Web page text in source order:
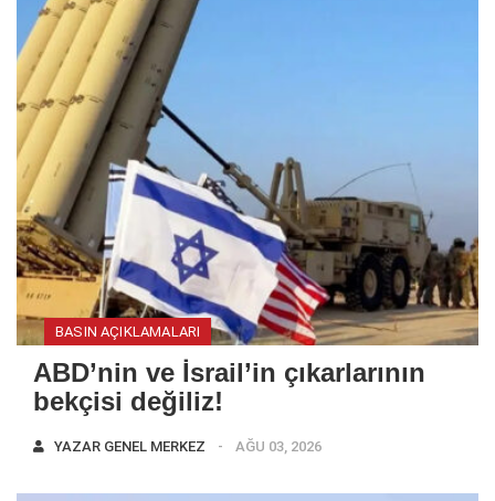
BASIN AÇIKLAMALARI
ABD’nin ve İsrail’in çıkarlarının
bekçisi değiliz!
YAZAR GENEL MERKEZ AĞU 03, 2026